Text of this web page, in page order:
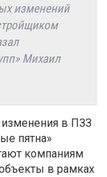
изменений
Михаил
в ПЗЗ
пятна»
компаниям
в рамках